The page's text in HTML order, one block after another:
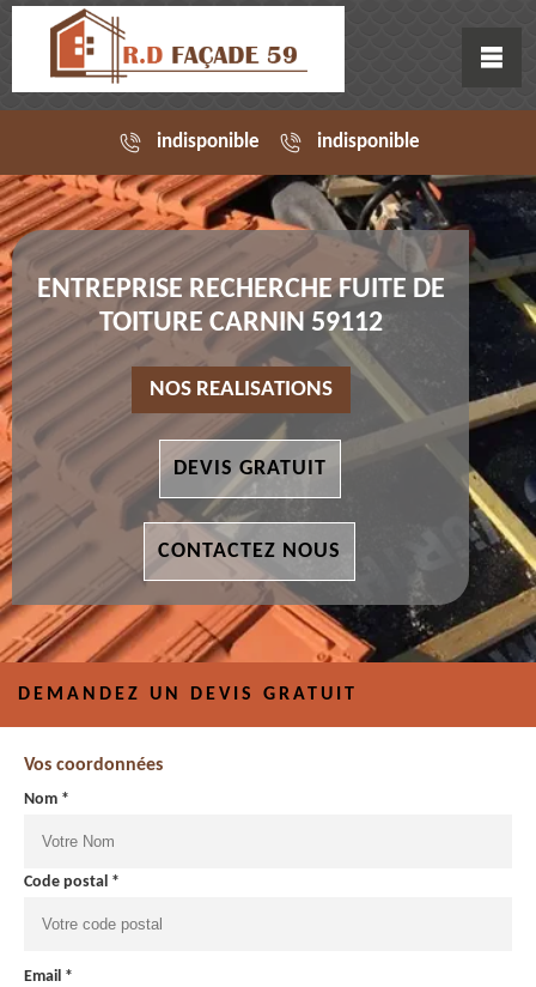
indisponible indisponible
ENTREPRISE RECHERCHE FUITE DE
TOITURE CARNIN 59112
NOS REALISATIONS
DEVIS GRATUIT
CONTACTEZ NOUS
DEMANDEZ UN DEVIS GRATUIT
Vos coordonnées
Nom *
Code postal *
Email *